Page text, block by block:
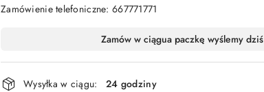
Zamówienie telefoniczne: 667771771
i
dostawa
Zamów w ciągua paczkę wyślemy dziś
Wysyłka w ciągu:
24 godziny